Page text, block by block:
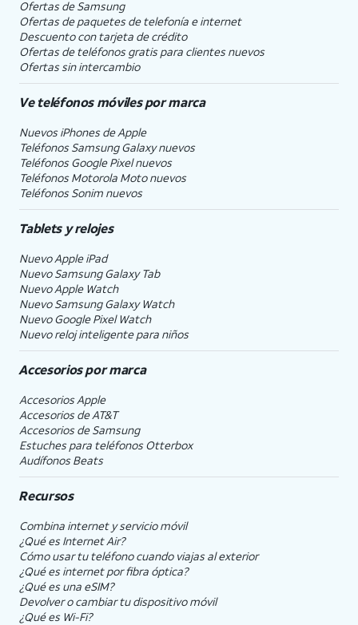
Ofertas de Samsung
Ofertas de paquetes de telefonía e internet
Descuento con tarjeta de crédito
Ofertas de teléfonos gratis para clientes nuevos
Ofertas sin intercambio
Ve teléfonos móviles por marca
Nuevos iPhones de Apple
Teléfonos Samsung Galaxy nuevos
Teléfonos Google Pixel nuevos
Teléfonos Motorola Moto nuevos
Teléfonos Sonim nuevos
Tablets y relojes
Nuevo Apple iPad
Nuevo Samsung Galaxy Tab
Nuevo Apple Watch
Nuevo Samsung Galaxy Watch
Nuevo Google Pixel Watch
Nuevo reloj inteligente para niños
Accesorios por marca
Accesorios Apple
Accesorios deAT&T
Accesorios de Samsung
Estuches para teléfonos Otterbox
Audífonos Beats
Recursos
Combina internet y servicio móvil
¿Qué es Internet Air?
Cómo usar tu teléfono cuando viajas al exterior
¿Qué es internet por fibra óptica?
¿Qué es una eSIM?
Devolver o cambiar tu dispositivo móvil
¿Qué es Wi-Fi?